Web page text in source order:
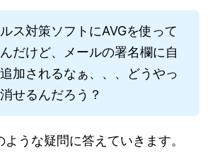
ス対策ソフトにAVGを使って
だけど、メールの署名欄に自
加されるなぁ、、、どうやっ
せるんだろう？
うな疑問に答えていきます。